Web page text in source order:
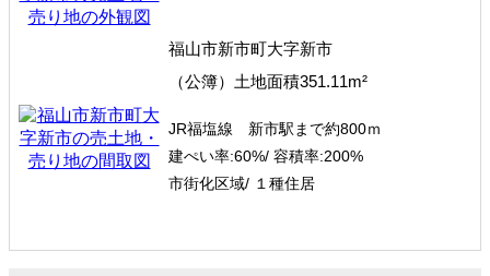
福山市新市町大字新市
（公簿）土地面積351.11m²
JR福塩線 新市駅まで約800ｍ
建ぺい率:60%/ 容積率:200%
市街化区域/ １種住居